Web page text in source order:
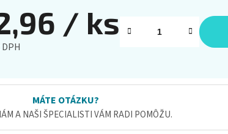
/ ks
MÁTE OTÁZKU?
A NAŠI ŠPECIALISTI VÁM RADI POMÔŽU.